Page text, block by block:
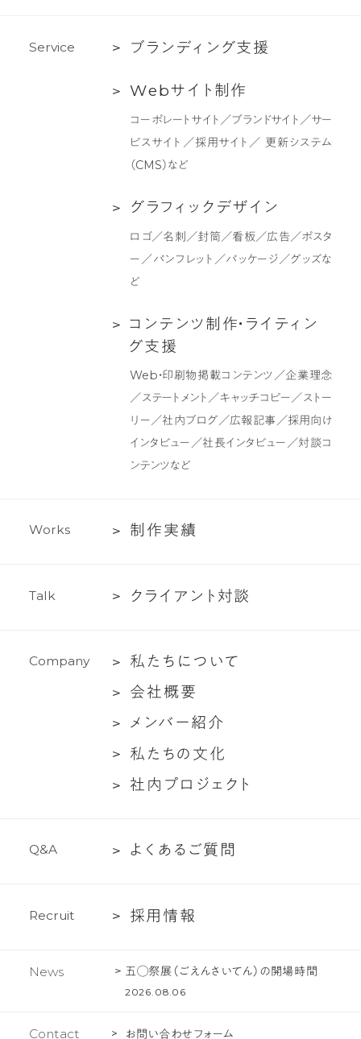
Service
ブ
ン
支
ブラ ン ディ ン グ支援
Web
作
Webサ イ ト 制 作
コーポレートサイト／ブランドサイト／サー
ビスサイト／採用サイト／ 更新システム
（CMS）など
グ
ク
グラフ ィ ッ ク デザイ ン
ロゴ／名刺／封筒／看板／広告／ポスタ
ー／パンフレット／パッケージ／グッズな
ど
コ
作・
テ
グ
コ ン テ ン ツ制 作・ ラ イ ティ ン
グ支援
Web・印刷物掲載コンテンツ／企業理念
／ステートメント／キャッチコピー／ストー
リー／社内ブログ／広報記事／採用向け
インタビュー／社長インタビュー／対談コ
ンテンツなど
Works
制
績
制 作実績
Talk
ク
ア
対
談
ク ラ イ ア ン ト 対談
Company
私
に
つ
私 た ち に つ いて
会
要
会社概要
メ
ー
メ ンバ ー紹介
私
文
私 た ちの 文化
社
ロ
ク
社 内 プロ ジ ェ ク ト
Q&A
よ
る
問
よ く あ る ご質 問
Recruit
採 採用 情報
News 五◯祭展（ごえんさいてん）の開場時間
2026.08.06
Contact お問い合わせフォーム